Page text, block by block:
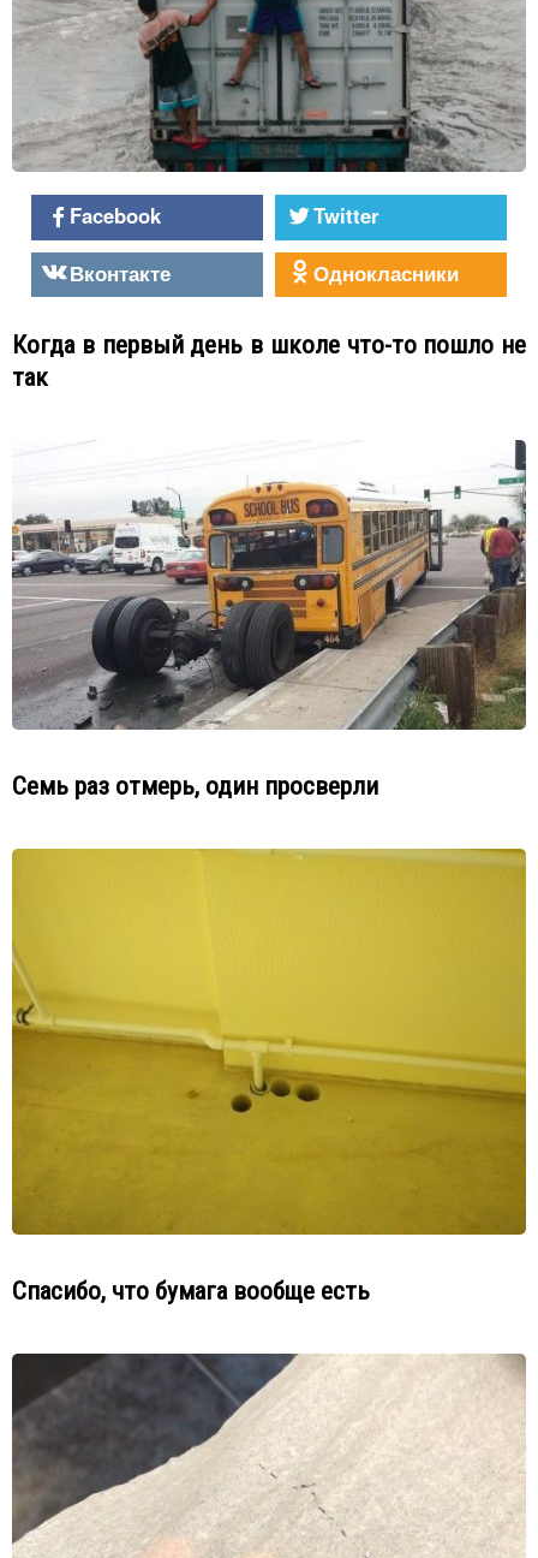
Facebook
Twitter
Вконтакте
Однокласники
Когда в первый день в школе что-то пошло не
так
Семь раз отмерь, один просверли
Спасибо, что бумага вообще есть